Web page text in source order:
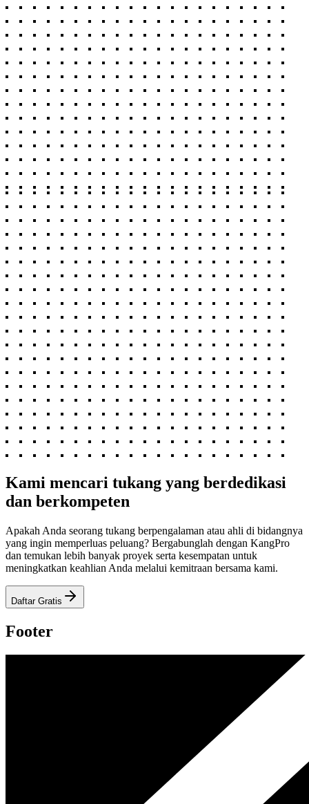
Kami mencari tukang yang berdedikasi
dan berkompeten
Apakah Anda seorang tukang berpengalaman atau ahli di bidangnya
yang ingin memperluas peluang? Bergabunglah dengan KangPro
dan temukan lebih banyak proyek serta kesempatan untuk
meningkatkan keahlian Anda melalui kemitraan bersama kami.
Daftar Gratis
Footer